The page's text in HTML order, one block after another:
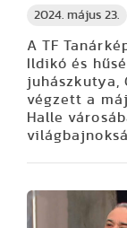
2024. május 23.
A TF
Ildikó és
juhászkutya,
végzett a
Halle